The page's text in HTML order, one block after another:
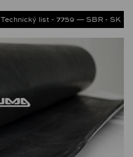
Technický list - 7759 — SBR - SK